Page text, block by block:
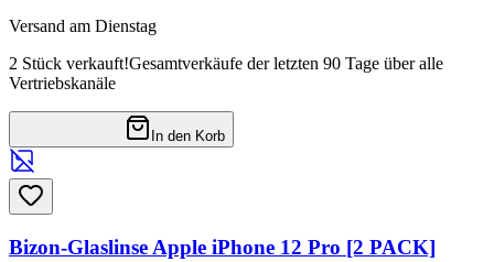
Versand am Dienstag
2 Stück verkauft!Gesamtverkäufe der letzten 90 Tage über alle
Vertriebskanäle
In den Korb
Bizon-Glaslinse Apple iPhone 12 Pro [2 PACK]